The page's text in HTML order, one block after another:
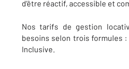
d’être réactif, accessible et
Nos tarifs de gestion
besoins selon trois formules
Inclusive.